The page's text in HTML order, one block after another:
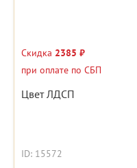
Скидка 2385 ₽
при оплате по СБП
Цвет ЛДСП
ID: 15572